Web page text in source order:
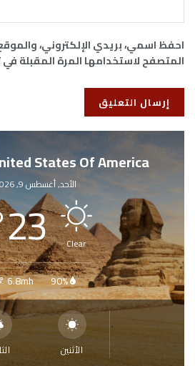
احفظ اسمي، بريدي الإلكتروني،
المتصفح لاستخدامها المرة المقبلة
States Of America
الأحد, أغسطس 9, 2026
Clear
23
90%
6.8mh
الأثنين